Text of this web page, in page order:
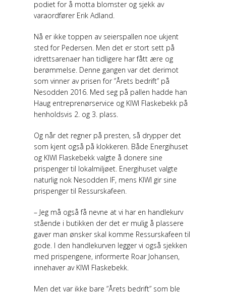
podiet for å motta blomster og sjekk av
varaordfører Erik Adland.
Nå er ikke toppen av seierspallen noe ukjent
sted for Pedersen. Men det er stort sett på
idrettsarenaer han tidligere har fått ære og
berømmelse. Denne gangen var det derimot
som vinner av prisen for ”Årets bedrift” på
Nesodden 2016. Med seg på pallen hadde han
Haug entreprenørservice og KIWI Flaskebekk på
henholdsvis 2. og 3. plass.
Og når det regner på presten, så drypper det
som kjent også på klokkeren. Både Energihuset
og KIWI Flaskebekk valgte å donere sine
prispenger til lokalmiljøet. Energihuset valgte
naturlig nok Nesodden IF, mens KIWI gir sine
prispenger til Ressurskafeen.
– Jeg må også få nevne at vi har en handlekurv
stående i butikken der det er mulig å plassere
gaver man ønsker skal komme Ressurskafeen til
gode. I den handlekurven legger vi også sjekken
med prispengene, informerte Roar Johansen,
innehaver av KIWI Flaskebekk.
Men det var ikke bare ”Årets bedrift” som ble